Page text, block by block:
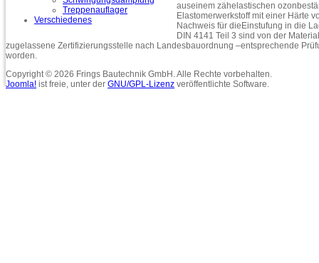
Treppenauflager
Verschiedenes
auseinem zähelastischen
Elastomerwerkstoff mit einer Härte
Nachweis für dieEinstufung in die
DIN 4141 Teil 3 sind von der
zugelassene Zertifizierungsstelle nach Landesbauordnung –entsprechende
worden.
Copyright © 2026 Frings Bautechnik GmbH. Alle Rechte vorbehalten.
Joomla! ist freie, unter der GNU/GPL-Lizenz veröffentlichte Software.